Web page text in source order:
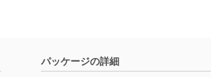
パッケージの詳細